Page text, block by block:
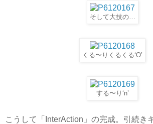
そして大技の…
くる〜りくるくる‘O’
する〜り‘n’
こうして「InterAction」の完成。引続き